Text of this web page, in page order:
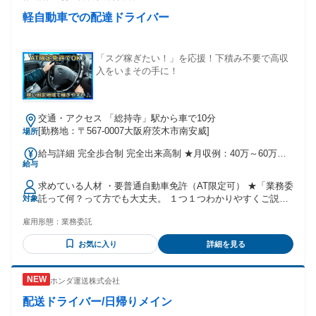
な方はぜひ！ ／ ・朝ゆっくりのスタートがいい ・子どもや
ライバーの仕事に挑戦したい ＊30代・40代・50代活躍中 ＊経
験の浅い方・ブランクがある方も歓迎
軽自動車での配達ドライバー
「スグ稼ぎたい！」を応援！下積み不要で高収
入をいまその手に！
場所
交通・アクセス 「総持寺」駅から車で10分
[勤務地：〒567-0007大阪府茨木市南安威]
給与
給与詳細 完全歩合制 完全出来高制 ★月収例：40万～60万円
間や仕事量は自分で調節ＯＫ！ ★しっかり勤務で月収70万円
を超える方もいます♪
対象
求めている人材 ・要普通自動車免許（AT限定可） ★「業務委
託って何？って方でも大丈夫。 １つ１つわかりやすくご説明♪
いう希望もOKです♪ ★性別・経験不問！ ※20代～50代の幅広
い年齢層が活躍中！女性ドライバーも増えています！ 「配送
業が初めて」「地理が苦手」そんな方も大丈夫！ 専用アプリ
です。 …スマホ操作がスムーズにできる方なら 特にかんたん
に覚えていただけます♪ 端末操作を使いこなして業務効率UP
すれば、 その分効率良く収入がUPしますよ～♪ ★「おしゃべ
雇用形態： 業務委託
お気に入り 詳細を見る
ホンダ運送株式会社
配送ドライバー/日帰りメイン